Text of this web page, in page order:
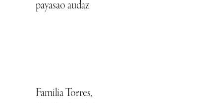
payasao audaz
Familia Torres,